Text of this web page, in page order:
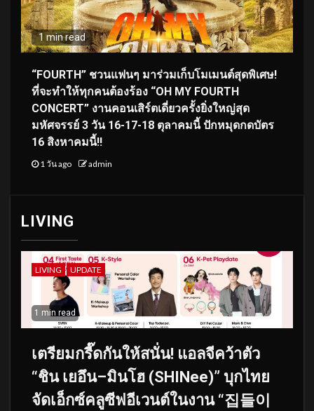
1 min read
“FOURTH” ชวนแฟนๆ มาร่วมเก็บโมเมนต์สุดพิเศษ!
ที่จะทำให้ทุกคนต้องร้อง “OH MY FOURTH
CONCERT” งานคอนเสิร์ตเดี่ยวครั้งยิ่งใหญ่สุด
มหัศจรรย์ 3 วัน 16-17-18 ตุลาคมนี้ ปักหมุดกดบัตร
16 สิงหาคมนี้!!
1 วัน ago admin
LIVING
LIVING UPDATE
1 min read
เตรียมกรี๊ดกันให้สนั่น! แอลจีคว้าตัว
“ชิน เยอึน–มินโฮ (SHINee)” บุกไทย
จัดเอ็กซ์คลูซีฟอีเวนต์ในงาน “집들이